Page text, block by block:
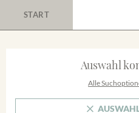
START
Auswahl
Alle